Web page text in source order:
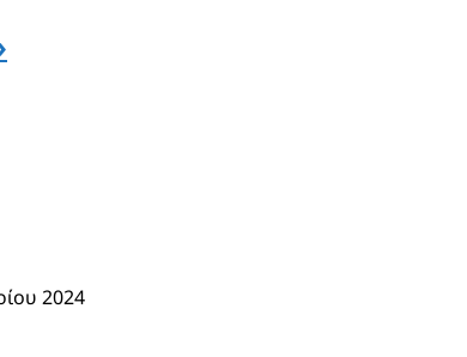
2024